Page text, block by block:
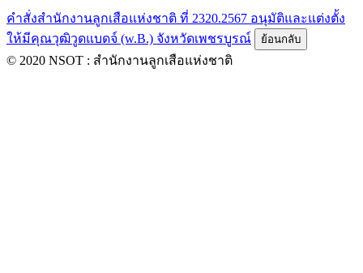
คำสั่งสำนักงานลูกเสือแห่งชาติ ที่ 2320.2567 อนุมัติและแต่งตั้ง
ให้มีคุณวุฒิวูดแบดจ์ (w.B.) จังหวัดเพชรบูรณ์
© 2020 NSOT : สำนักงานลูกเสือแห่งชาติ